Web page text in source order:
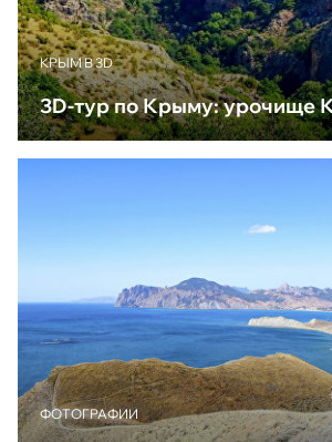
КРЫМ В 3D
3D-тур по Крыму: урочище
ФОТОГРАФИИ